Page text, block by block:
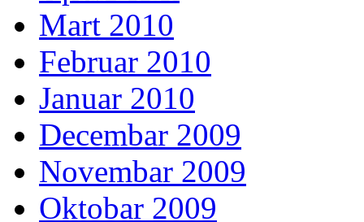
Mart 2010
Februar 2010
Januar 2010
Decembar 2009
Novembar 2009
Oktobar 2009